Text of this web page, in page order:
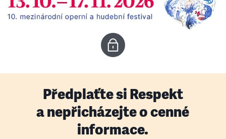
Předplaťte si Respekt
a nepřicházejte o cenné
informace.